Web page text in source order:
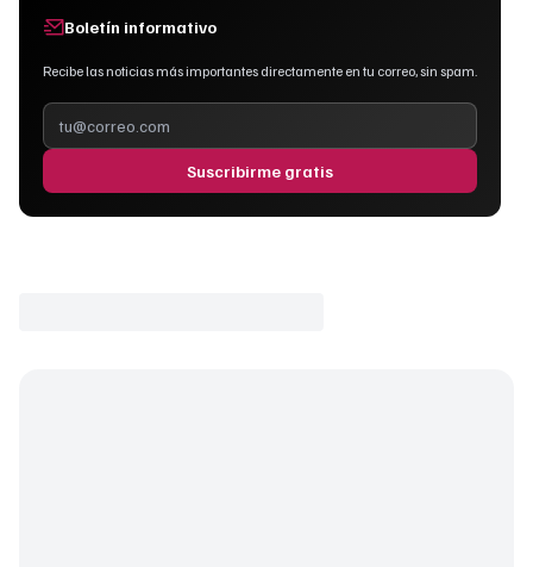
Boletín informativo
Recibe las noticias más importantes directamente en tu correo, sin spam.
Suscribirme gratis